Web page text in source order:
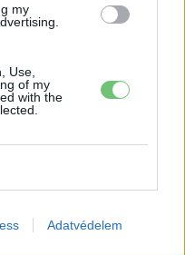
my
Use,
of my
with the
Adatvédelem
SZERZŐTŐL
szabott: legfeljebb
az elektromos autók
a Changant